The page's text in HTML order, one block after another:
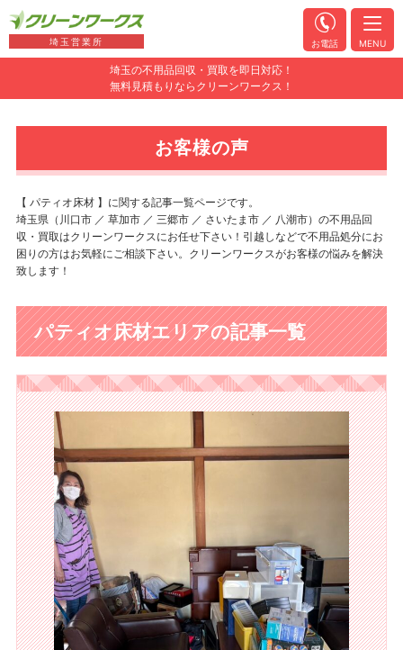
埼玉の不用品回収・買取を即日対応！
無料見積もりならクリーンワークス！
埼玉営業所 お電話 MENU
お客様の声
【 パティオ床材 】に関する記事一覧ページです。
埼玉県（川口市 ／ 草加市 ／ 三郷市 ／ さいたま市 ／ 八潮市）の不用品回
収・買取はクリーンワークスにお任せ下さい！引越しなどで不用品処分にお
困りの方はお気軽にご相談下さい。クリーンワークスがお客様の悩みを解決
致します！
パティオ床材エリアの記事一覧